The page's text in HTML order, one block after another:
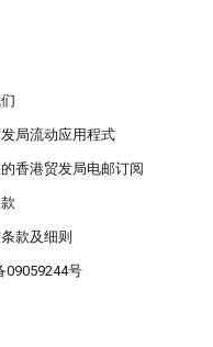
局流动应用程式
香港贸发局电邮订阅
款及细则
09059244号